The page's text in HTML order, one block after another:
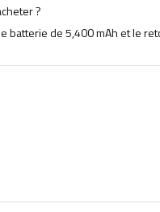
?
batterie de 5,400 mAh et le